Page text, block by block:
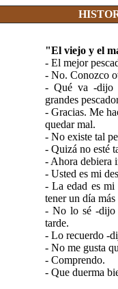
"El viejo y el
- El mejor
- No. Conozco
- Qué va -dijo
grandes
- Gracias. Me
quedar mal.
- No existe tal
- Quizá no esté
- Ahora debiera
- Usted es mi
- La edad es mi
tener un día más
- No lo sé -dijo
tarde.
- Lo recuerdo -
- No me gusta
- Comprendo.
- Que duerma